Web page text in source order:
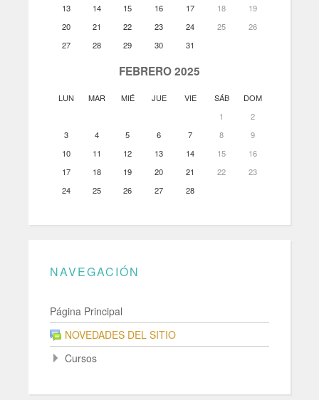
13
14 15 16 17 18
19
20
21 22 23 24 25
26
27
28 29 30 31
FEBRERO 2025
LUN MAR MIÉ JUE VIE SÁB
DOM
1
2
3
4 5 6 7 8
9
10
11 12 13 14 15
16
17
18 19 20 21 22
23
24
25 26 27 28
NAVEGACIÓN
Página Principal
NOVEDADES DEL SITIO
Cursos